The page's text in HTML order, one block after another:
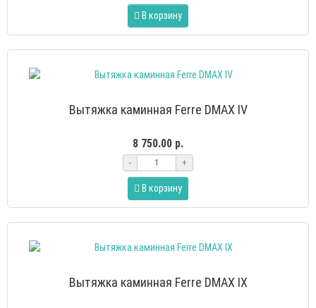
В корзину
Вытяжка каминная Ferre DMAX IV
8 750.00 р.
- +
В корзину
Вытяжка каминная Ferre DMAX IX